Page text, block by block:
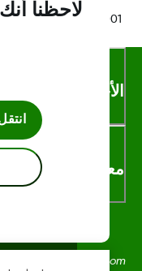
LBL016375
والشروط
اكثر
لاحظنا أنك
لا
انتقل إلى